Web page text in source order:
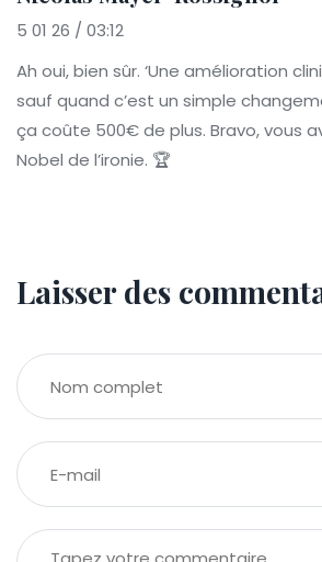
5 01 26 / 03:12
Ah oui, bien sûr. ‘Une amélioration
sauf quand c’est un simple
ça coûte 500€ de plus. Bravo, vous
Nobel de l’ironie. 🏆
Laisser des